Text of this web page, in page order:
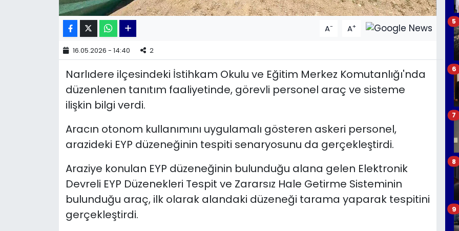
A- A+
16.05.2026 - 14:40 2
Narlıdere ilçesindeki İstihkam Okulu ve Eğitim Merkez Komutanlığı'nda
düzenlenen tanıtım faaliyetinde, görevli personel araç ve sisteme
ilişkin bilgi verdi.
Aracın otonom kullanımını uygulamalı gösteren askeri personel,
arazideki EYP düzeneğinin tespiti senaryosunu da gerçekleştirdi.
Araziye konulan EYP düzeneğinin bulunduğu alana gelen Elektronik
Dev­reli EYP Düzenekleri Tespit ve Zararsız Hale Getirme Sisteminin
bulunduğu araç, ilk olarak alandaki düzeneği tarama yaparak tespitini
gerçekleştirdi.
5
6
7
8
9
TEKNOLOJİ
YEREL POLİTİKA
YEREL YÖNETİMLER